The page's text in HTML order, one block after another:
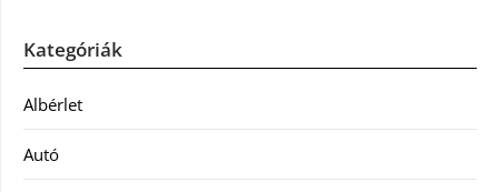
Kategóriák
Albérlet
Autó